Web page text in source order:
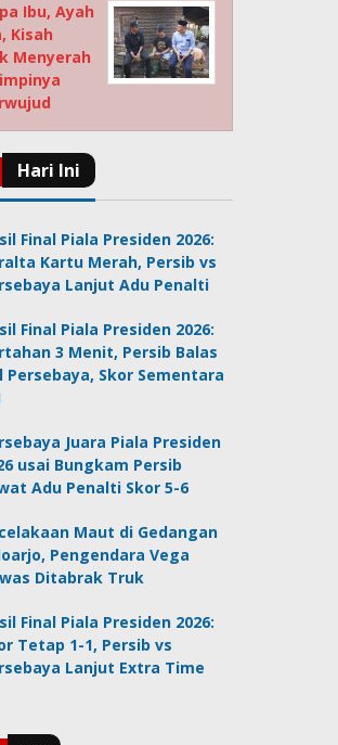
Ibu, Ayah
Kisah
Menyerah
Final Piala Presiden 2026:
Kartu Merah, Persib vs
Lanjut Adu Penalti
Final Piala Presiden 2026:
3 Menit, Persib Balas
Persebaya, Skor Sementara
Juara Piala Presiden
usai Bungkam Persib
Adu Penalti Skor 5-6
Maut di Gedangan
Pengendara Vega
Ditabrak Truk
Final Piala Presiden 2026:
Tetap 1-1, Persib vs
Lanjut Extra Time